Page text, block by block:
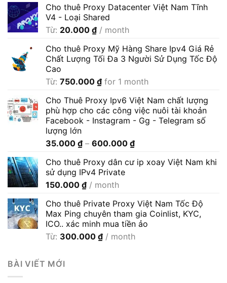
Cho thuê Proxy Datacenter Việt Nam Tĩnh
V4 - Loại Shared
Từ: 20.000 ₫ / month
Cho thuê Proxy Mỹ Hàng Share Ipv4 Giá Rẻ
Chất Lượng Tối Đa 3 Người Sử Dụng Tốc Độ
Cao
Từ: 750.000 ₫ for 1 month
Cho Thuê Proxy Ipv6 Việt Nam chất lượng
phù hợp cho các công việc nuôi tài khoản
Facebook - Instagram - Gg - Telegram số
lượng lớn
35.000 ₫ – 600.000 ₫Khoảng
từ
Cho thuê Proxy dân cư ip xoay Việt Nam khi
sử dụng IPv4 Private
150.000 ₫ / month
Cho thuê Private Proxy Việt Nam Tốc Độ
Max Ping chuyên tham gia Coinlist, KYC,
ICO.. xác minh mua tiền ảo
Từ: 300.000 ₫ / month
BÀI VIẾT MỚI